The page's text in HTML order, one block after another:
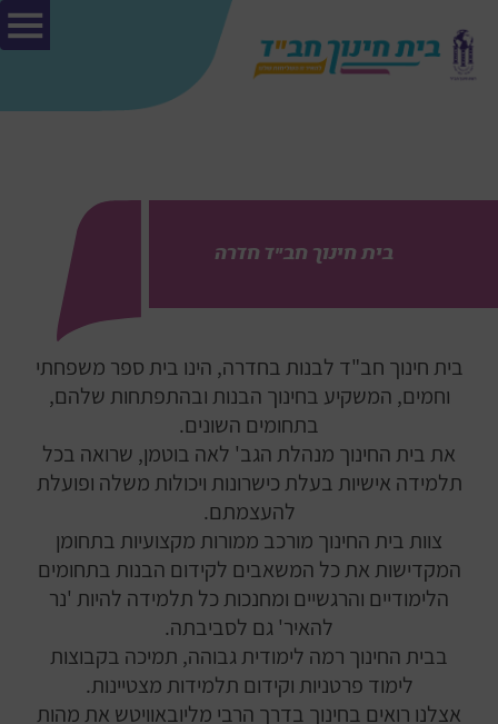
בית חינוך חב"ד חדרה
בית חינוך חב"ד לבנות בחדרה, הינו בית ספר משפחתי
וחמים, המשקיע בחינוך הבנות ובהתפתחות שלהם,
בתחומים השונים.
את בית החינוך מנהלת הגב' לאה בוטמן, שרואה בכל
תלמידה אישיות בעלת כישרונות ויכולות משלה ופועלת
להעצמתם.
צוות בית החינוך מורכב ממורות מקצועיות בתחומן
המקדישות את כל המשאבים לקידום הבנות בתחומים
הלימודיים והרגשיים ומחנכות כל תלמידה להיות 'נר
להאיר' גם לסביבתה.
בבית החינוך רמה לימודית גבוהה, תמיכה בקבוצות
לימוד פרטניות וקידום תלמידות מצטיינות.
אצלנו רואים בחינוך בדרך הרבי מליובאוויטש את מהות